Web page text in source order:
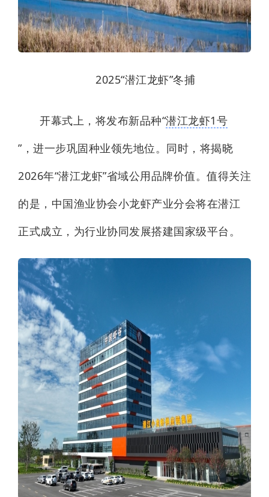
2025“潜江龙虾”冬捕
开幕式上，将发布新品种“潜江龙虾1号
”，进一步巩固种业领先地位。同时，将揭晓
2026年“潜江龙虾”省域公用品牌价值。值得关注
的是，中国渔业协会小龙虾产业分会将在潜江
正式成立，为行业协同发展搭建国家级平台。